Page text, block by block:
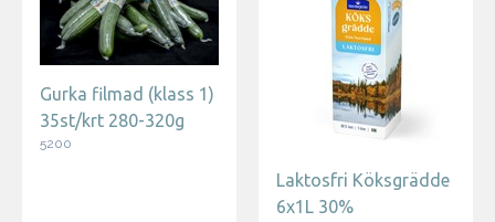
Gurka filmad (klass 1)
35st/krt 280-320g
5200
Laktosfri Köksgrädde
6x1L 30%